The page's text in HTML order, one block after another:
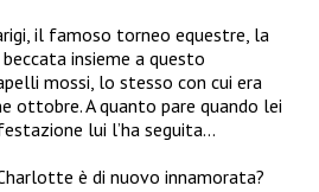
il famoso torneo equestre, la
insieme a questo
mossi, lo stesso con cui era
ottobre. A quanto pare quando lei
lui l’ha seguita…
è di nuovo innamorata?